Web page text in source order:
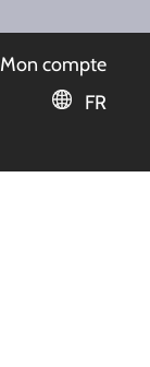
Mon compte
FR